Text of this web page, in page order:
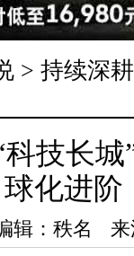
> 持续深
技长
球化进阶
辑：秩名